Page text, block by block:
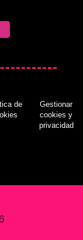
de
Gestionar
cookies y
privacidad